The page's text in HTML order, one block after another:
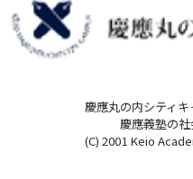
慶應丸の内シティ
慶應義塾の
(C) 2001 Keio